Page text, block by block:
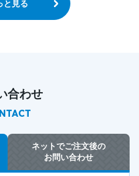
と見る
合わせ
ネットでご注文後の
お問い合わせ